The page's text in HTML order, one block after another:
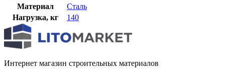
Материал
Сталь
Нагрузка, кг
140
Интернет магазин строительных материалов